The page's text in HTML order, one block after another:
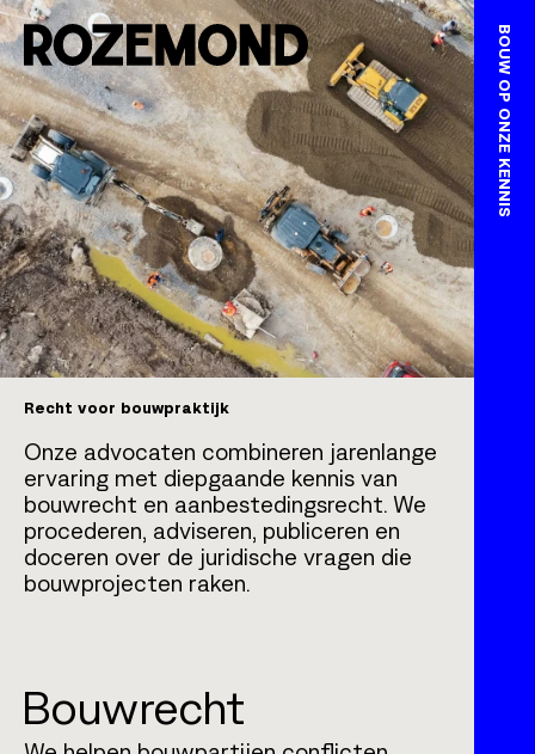
Naar inhoud springen
Recht voor bouwpraktijk
Onze advocaten combineren jaren­­lange
ervaring met diepgaande kennis van
bouwrecht en aanbestedings­recht. We
procederen, adviseren, publiceren en
doceren over de juridische vragen die
bouw­projecten raken.
Bouwrecht
BOUW OP ONZE KENNIS